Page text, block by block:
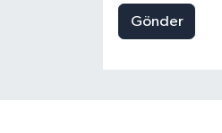
Gönder